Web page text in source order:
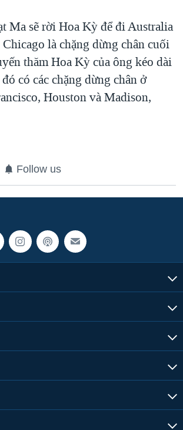
Ma sẽ rời Hoa Kỳ để đi Australia
là chặng dừng chân cuối
thăm Hoa Kỳ của ông kéo dài
có các chặng dừng chân ở
Houston và Madison,
Follow us